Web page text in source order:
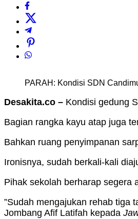
PARAH: Kondisi SDN
Desakita.co – Kondisi gedung
Bagian rangka kayu atap juga
Bahkan ruang penyimpanan
Ironisnya, sudah berkali-kali
Pihak sekolah berharap segera
”Sudah mengajukan rehab tiga
Jombang Afif Latifah kepada